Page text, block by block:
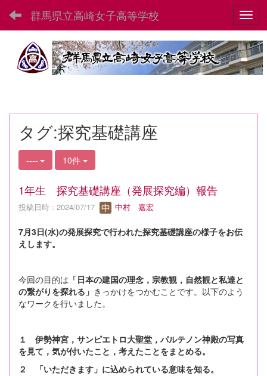
群馬県立高崎女子高等学校
タグ:探究基礎講座
---- 10件
1年生 探究基礎講座（発展探究編）報告
投稿日時 : 2024/07/17 中村 嘉宏
7月3日(水)の発展探究で行われた探究基礎講座の様子をお伝
えします。
今回の目的は 「日本の建国の理念，宗教観，自然観と私達と
の繋がりを探れる」 きっかけをつかむことです。以下のよう
なワークを行いました。
１ 伊勢神宮，サンピエトロ大聖堂，パルテノン神殿の写真
を見て，気が付いたこと，考えたことをまとめる。
２ 「いただきます」に込められている意味を知る。